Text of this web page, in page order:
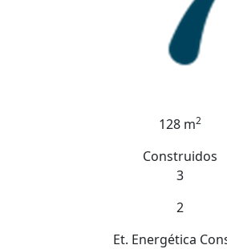
128 m2
Construidos
3
2
Et. Energética